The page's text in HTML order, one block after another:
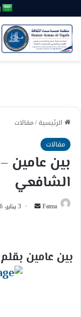
الرئيسية/مقالات
مقالات
بين عامين
الشافعي
Fatma
أرسل 3 يناير، 2016
بين عامين